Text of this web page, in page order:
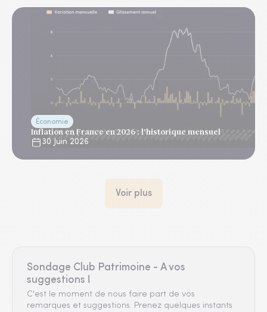
Économie
Inflation en France en 2026 : l'historique mensuel
30 Juin 2026
Voir plus
Sondage Club Patrimoine - A vos
suggestions !
C'est le moment de nous faire part de vos
remarques et suggestions. Prenez quelques instants